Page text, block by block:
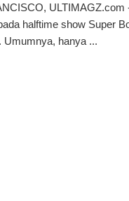
ULTIMAGZ.com
halftime show Super
Umumnya, hanya ...